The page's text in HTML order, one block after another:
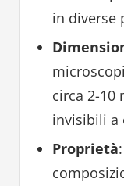
in diverse
circa 2-10
invisibili a
Proprietà